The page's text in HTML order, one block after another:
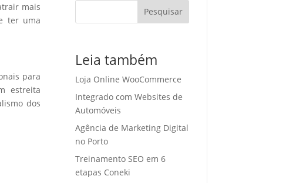
mais
ter uma
para
estreita
dos
Pesquisar
Leia também
Loja Online WooCommerce
Integrado com Websites de
Automóveis
Agência de Marketing Digital
no Porto
Treinamento SEO em 6
etapas Coneki